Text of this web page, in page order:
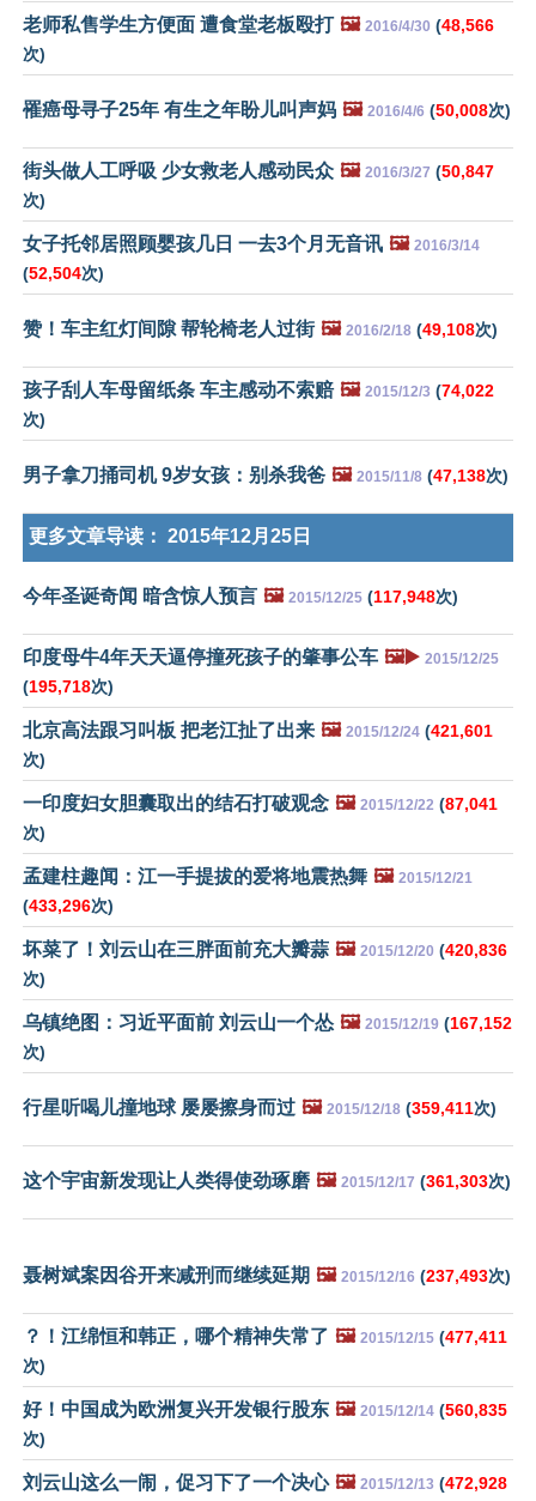
老师私售学生方便面 遭食堂老板殴打 🖼️ 2016/4/30 (48,566
次)
罹癌母寻子25年 有生之年盼儿叫声妈 🖼️ 2016/4/6 (50,008次)
街头做人工呼吸 少女救老人感动民众 🖼️ 2016/3/27 (50,847
次)
女子托邻居照顾婴孩几日 一去3个月无音讯 🖼️ 2016/3/14
(52,504次)
赞！车主红灯间隙 帮轮椅老人过街 🖼️ 2016/2/18 (49,108次)
孩子刮人车母留纸条 车主感动不索赔 🖼️ 2015/12/3 (74,022
次)
男子拿刀捅司机 9岁女孩：别杀我爸 🖼️ 2015/11/8 (47,138次)
更多文章导读： 2015年12月25日
今年圣诞奇闻 暗含惊人预言 🖼️ 2015/12/25 (117,948次)
印度母牛4年天天逼停撞死孩子的肇事公车 🖼️▶️ 2015/12/25
(195,718次)
北京高法跟习叫板 把老江扯了出来 🖼️ 2015/12/24 (421,601
次)
一印度妇女胆囊取出的结石打破观念 🖼️ 2015/12/22 (87,041
次)
孟建柱趣闻：江一手提拔的爱将地震热舞 🖼️ 2015/12/21
(433,296次)
坏菜了！刘云山在三胖面前充大瓣蒜 🖼️ 2015/12/20 (420,836
次)
乌镇绝图：习近平面前 刘云山一个怂 🖼️ 2015/12/19 (167,152
次)
行星听喝儿撞地球 屡屡擦身而过 🖼️ 2015/12/18 (359,411次)
这个宇宙新发现让人类得使劲琢磨 🖼️ 2015/12/17 (361,303次)
聂树斌案因谷开来减刑而继续延期 🖼️ 2015/12/16 (237,493次)
？！江绵恒和韩正，哪个精神失常了 🖼️ 2015/12/15 (477,411
次)
好！中国成为欧洲复兴开发银行股东 🖼️ 2015/12/14 (560,835
次)
刘云山这么一闹，促习下了一个决心 🖼️ 2015/12/13 (472,928